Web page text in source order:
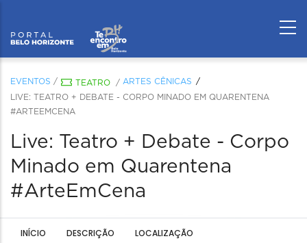
EVENTOS / TEATRO / ARTES CÊNICAS
LIVE: TEATRO + DEBATE - CORPO MINADO EM QUARENTENA
#ARTEEMCENA
Live: Teatro + Debate - Corpo
Minado em Quarentena
#ArteEmCena
INÍCIO DESCRIÇÃO LOCALIZAÇÃO